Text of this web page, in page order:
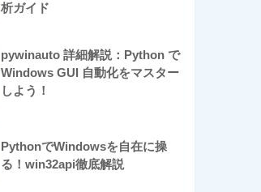
析ガイド
pywinauto 詳細解説：Python で
Windows GUI 自動化をマスター
しよう！
PythonでWindowsを自在に操
る！win32api徹底解説